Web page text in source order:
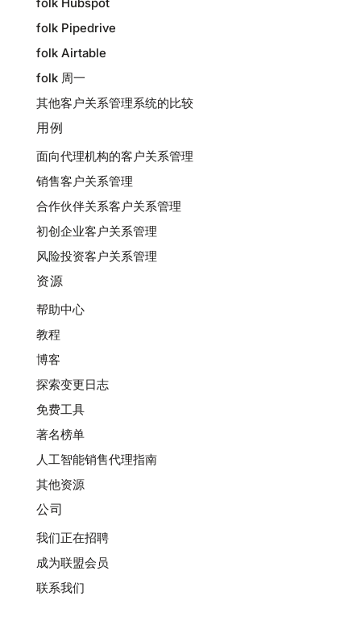
folk Pipedrive
folk Airtable
folk 周一
其他客户关系管理系统的比较
用例
面向代理机构的客户关系管理
销售客户关系管理
合作伙伴关系客户关系管理
初创企业客户关系管理
风险投资客户关系管理
资源
帮助中心
教程
博客
探索变更日志
免费工具
著名榜单
人工智能销售代理指南
其他资源
公司
我们正在招聘
成为联盟会员
联系我们